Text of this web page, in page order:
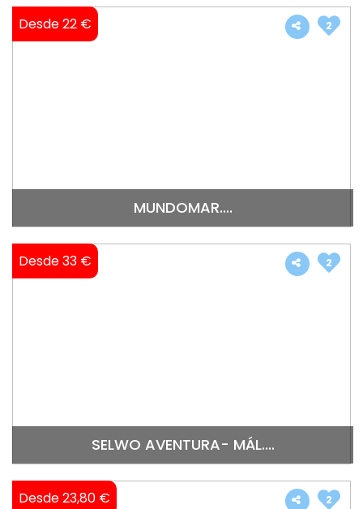
Desde 22 €
MUNDOMAR....
2
Desde 33 €
SELWO AVENTURA- MÁL....
2
Desde 23,80 € 2